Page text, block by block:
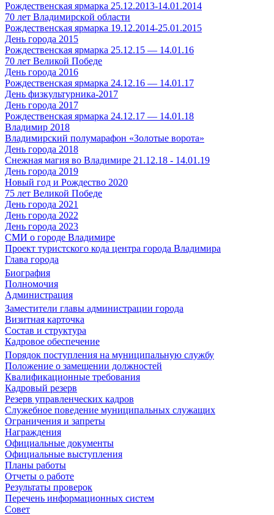
Рождественская ярмарка 25.12.2013-14.01.2014
70 лет Владимирской области
Рождественская ярмарка 19.12.2014-25.01.2015
День города 2015
Рождественская ярмарка 25.12.15 — 14.01.16
70 лет Великой Победе
День города 2016
Рождественская ярмарка 24.12.16 — 14.01.17
День физкультурника-2017
День города 2017
Рождественская ярмарка 24.12.17 — 14.01.18
Владимир 2018
Владимирский полумарафон «Золотые ворота»
День города 2018
Снежная магия во Владимире 21.12.18 - 14.01.19
День города 2019
Новый год и Рождество 2020
75 лет Великой Победе
День города 2021
День города 2022
День города 2023
СМИ о городе Владимире
Проект туристского кода центра города Владимира
Глава города
Биография
Полномочия
Администрация
Заместители главы администрации города
Визитная карточка
Состав и структура
Кадровое обеспечение
Порядок поступления на муниципальную службу
Положение о замещении должностей
Квалификационные требования
Кадровый резерв
Резерв управленческих кадров
Служебное поведение муниципальных служащих
Ограничения и запреты
Награждения
Официальные документы
Официальные выступления
Планы работы
Отчеты о работе
Результаты проверок
Перечень информационных систем
Совет